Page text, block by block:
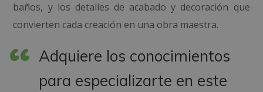
baños, y los detalles de acabado y decoración que
convierten cada creación en una obra maestra.
Adquiere los conocimientos
para especializarte en este